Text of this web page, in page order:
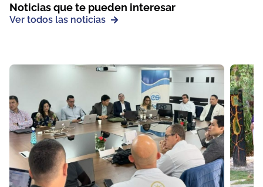
Noticias que te pueden interesar
Ver todos las noticias